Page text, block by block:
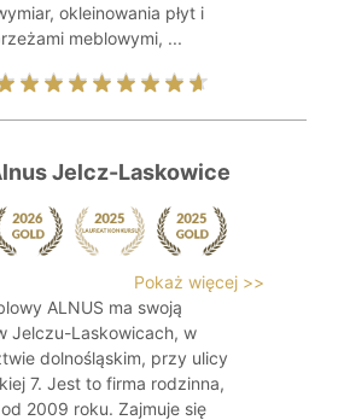
okleinowania płyt i
meblowymi, ...
Jelcz-Laskowice
Pokaż więcej >>
ALNUS ma swoją
Jelczu-Laskowicach, w
dolnośląskim, przy ulicy
7. Jest to firma rodzinna,
2009 roku. Zajmuje się